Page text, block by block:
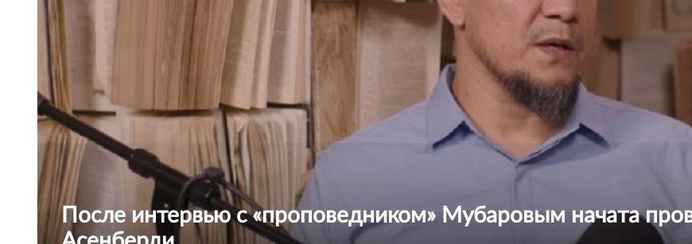
После интервью с «проповедником» Мубаровым начата